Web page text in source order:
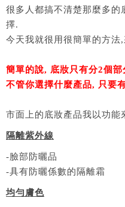
很多人都搞不清楚那麼多的
擇.
今天我就很用很簡單的方法
簡單的說, 底妝只有分2個部
不管你選擇什麼產品, 只要
市面上的底妝產品我以功能
隔離紫外線
-臉部防曬品
-具有防曬係數的隔離霜
均勻膚色